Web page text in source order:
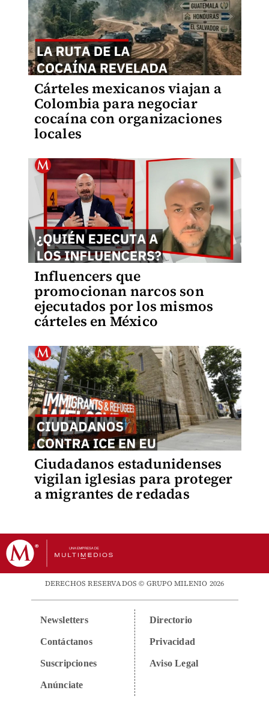
Cárteles mexicanos viajan a
Colombia para negociar
cocaína con organizaciones
locales
Influencers que
promocionan narcos son
ejecutados por los mismos
cárteles en México
Ciudadanos estadunidenses
vigilan iglesias para proteger
a migrantes de redadas
DERECHOS RESERVADOS © GRUPO MILENIO 2026
Newsletters
Contáctanos
Suscripciones
Anúnciate
Directorio
Privacidad
Aviso Legal